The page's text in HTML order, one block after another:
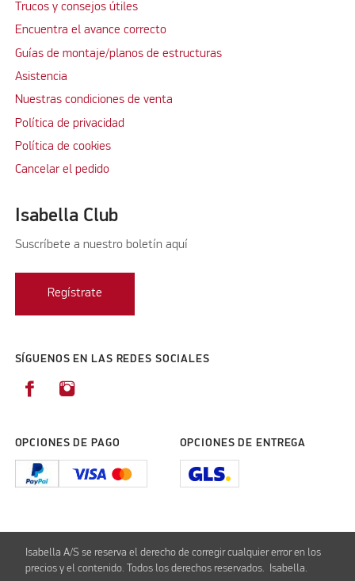
Trucos y consejos útiles
Encuentra el avance correcto
Guías de montaje/planos de estructuras
Asistencia
Nuestras condiciones de venta
Política de privacidad
Política de cookies
Cancelar el pedido
Isabella Club
Suscríbete a nuestro boletín aquí
Regístrate
SÍGUENOS EN LAS REDES SOCIALES
OPCIONES DE PAGO OPCIONES DE ENTREGA
Isabella A/S se reserva el derecho de corregir cualquier error en los
precios y el contenido. Todos los derechos reservados. Isabella.